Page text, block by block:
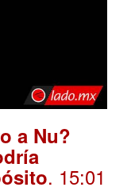
a Nu?
. 15:01